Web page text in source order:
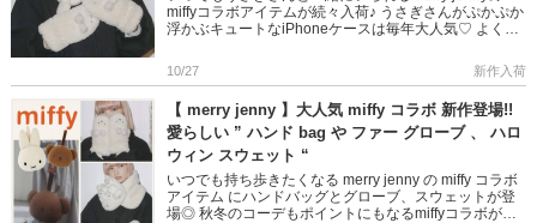
miffyコラボアイテムが続々入荷♪ うさぎさんがぷかぷか
浮かぶキュートなiPhoneケースは毎年大人気♡ よく使
10/27 新作入荷
【 merry jenny 】大人気 miffy コラボ 新作登場!!
愛らしい ” ハンド bag や ファー グローブ 、 ハロ
ウィン スウェット “
いつでも持ち歩きたくなる merry jenny の miffy コラボ
アイテム にハンドバッグとグローブ、スウェットが登
場◎ 秋冬のコーデもポイントにもなるmiffyコラボがか